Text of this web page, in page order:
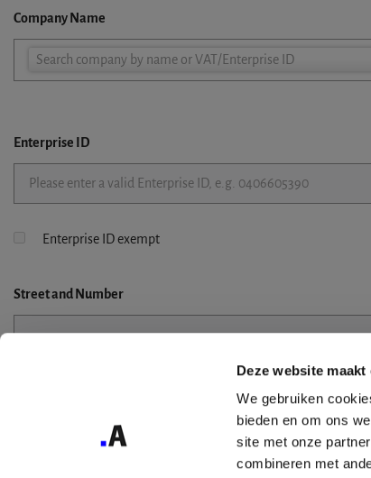
Deze website
We gebruiken
bieden en om ons
site met onze
combineren met
Company Name
Search company by name or VAT/Enterprise ID
Company
Enterprise ID
Enterprise ID exempt
Streetand Number